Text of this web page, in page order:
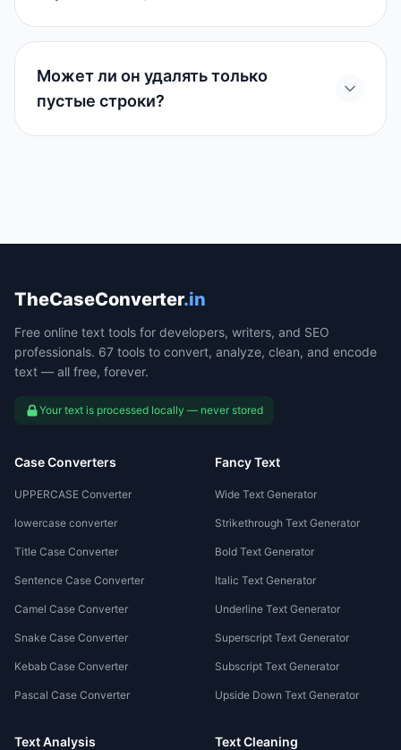
Может ли он удалять только
пустые строки?
TheCaseConverter.in
Free online text tools for developers, writers, and SEO
professionals. 67 tools to convert, analyze, clean, and encode
text — all free, forever.
Your text is processed locally — never stored
Case Converters
UPPERCASE Converter
lowercase converter
Title Case Converter
Sentence Case Converter
Camel Case Converter
Snake Case Converter
Kebab Case Converter
Pascal Case Converter
Fancy Text
Wide Text Generator
Strikethrough Text Generator
Bold Text Generator
Italic Text Generator
Underline Text Generator
Superscript Text Generator
Subscript Text Generator
Upside Down Text Generator
Text Analysis Text Cleaning